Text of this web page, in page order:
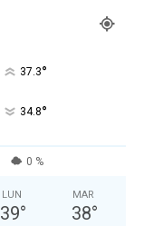
37.3°
34.8°
0 %
LUN
39°
MAR
38°